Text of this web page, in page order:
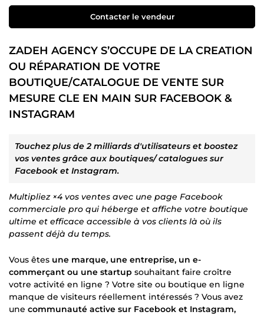
Contacter le vendeur
ZADEH AGENCY S’OCCUPE DE LA CREATION
OU RÉPARATION DE VOTRE
BOUTIQUE/CATALOGUE DE VENTE SUR
MESURE CLE EN MAIN SUR FACEBOOK &
INSTAGRAM
Touchez plus de 2 milliards d'utilisateurs et boostez
vos ventes grâce aux boutiques/ catalogues sur
Facebook et Instagram.
Multipliez ×4 vos ventes avec une page Facebook
commerciale pro qui héberge et affiche votre boutique
ultime et efficace accessible à vos clients là où ils
passent déjà du temps.
Vous êtes une marque, une entreprise, un e-
commerçant ou une startup souhaitant faire croître
votre activité en ligne ? Votre site ou boutique en ligne
manque de visiteurs réellement intéressés ? Vous avez
une communauté active sur Facebook et Instagram,